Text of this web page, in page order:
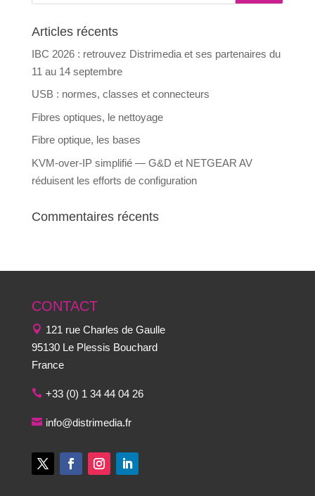
Articles récents
IBC 2026 : retrouvez Distrimedia et ses partenaires du
11 au 14 septembre
USB : normes, classes et connecteurs
Fibres optiques, le nettoyage
Fibre optique, les bases
KVM-over-IP simplifié — G&D et NETGEAR AV
réduisent les efforts de configuration
Commentaires récents
CONTACT
121 rue Charles de Gaulle
95130 Le Plessis Bouchard
France
+33 (0) 1 34 44 04 26
info@distrimedia.fr